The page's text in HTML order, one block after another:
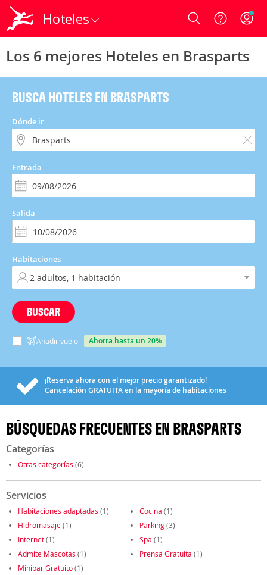
Hoteles Login
Los 6 mejores Hoteles en Brasparts
BUSCA HOTELES EN BRASPARTS
Dónde ir
Entrada
Salida
Habitaciones
BUSCAR
Añadir vuelo ahorra hasta un 20%
¡Reserva ahora con el mejor precio garantizado!
Cancelación GRATUITAen la mayoría de habitaciones
BÚSQUEDAS FRECUENTES EN BRASPARTS
Categorías
Otras categorías (6)
Servicios
Habitaciones adaptadas (1) Cocina (1)
Hidromasaje(1) Parking(3)
Internet(1) Spa (1)
Admite Mascotas (1) Prensa Gratuita (1)
Minibar Gratuito(1)